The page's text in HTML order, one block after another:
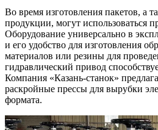
Во время изготовления пакетов, а
продукции, могут использоваться
Оборудование универсально в
и его удобство для изготовления
материалов или резины для
гидравлический привод
Компания «Казань-станок»
раскройные прессы для вырубки
формата.